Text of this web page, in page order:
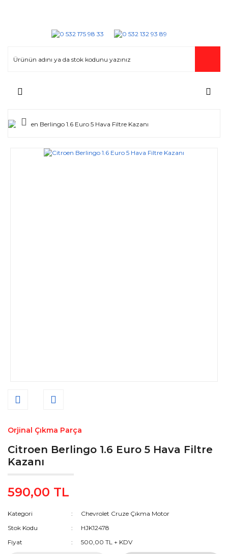
Orjinal Çıkma Parça
Citroen Berlingo 1.6 Euro 5 Hava Filtre
Kazanı
590,00 TL
Kategori
Chevrolet Cruze Çıkma Motor
Stok Kodu
HJK12478
Fiyat
500,00 TL + KDV